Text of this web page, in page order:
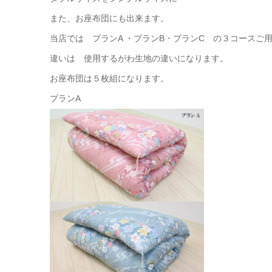
また、お座布団にも出来ます。
当店では プランA ・プランB・プランC の３コースご用
違いは 使用するがわ生地の違いになります。
お座布団は５枚組になります。
プランA